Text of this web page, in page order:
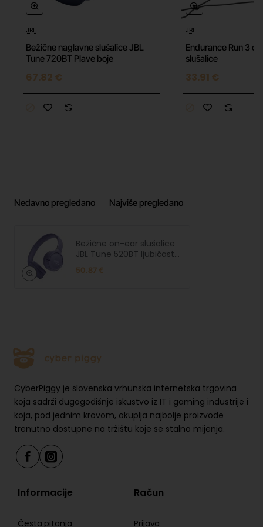
JBL
Bežične naglavne slušalice JBL
Tune 720BT Plave boje
67.82 €
JBL
Endurance Run 3
slušalice
33.91 €
Nedavno pregledano Najviše pregledano
Bežične on-ear slušalice
JBL Tune 520BT ljubičaste
boje
50.87 €
CyberPiggy je slovenska vrhunska internetska trgovina
koja sadrži dugogodišnje iskustvo iz IT i gaming industrije i
koja, pod jednim krovom, okuplja najbolje proizvode
trenutno dostupne na tržištu koje se stalno mijenja.
Informacije
Česta pitanja
Račun
Prijava